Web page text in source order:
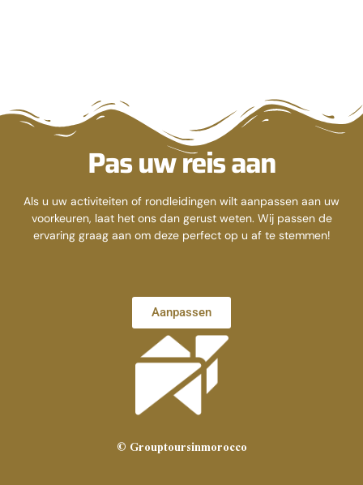
Pas uw reis aan
Als u uw activiteiten of rondleidingen wilt aanpassen aan uw
voorkeuren, laat het ons dan gerust weten. Wij passen de
ervaring graag aan om deze perfect op u af te stemmen!
Aanpassen
© Grouptoursinmorocco